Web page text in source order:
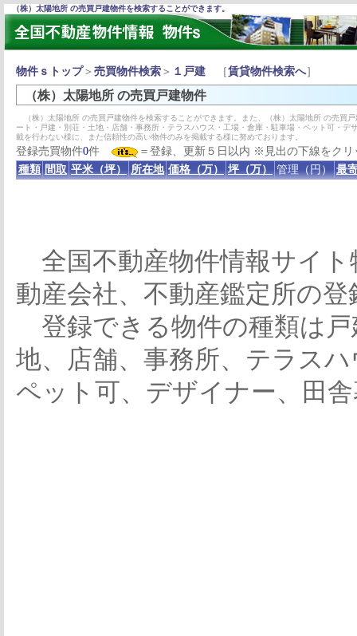
（株）太陽地所 の売買戸建物件を検索することができます。
物件ｓトップ＞ 売買物件検索 ＞ １戸建 ［賃貸物件検索へ］
（株）太陽地所 の売買戸建物件
（株）太陽地所 の売買戸建物件を検索することができます。また、（株）太陽地所 の売買
ート・戸建・別荘・土地・店舗・事務所・テラスハウス・工場・倉庫・駐車場・ペット可・
載を行わない様に、また信頼性の高い物件のみを掲載する様に努めております。
登録売買物件0件
＝登録、更新５日以内 ※見出の下線をク
種類 間取 平米（坪） 所在地 価格（万） 坪（万） 管理（円） 最
全国不動産物件情報サイト
動産会社、不動産鑑定所の
登録できる物件の種類は
地、店舗、事務所、テラス
ペット可、デザイナー、田